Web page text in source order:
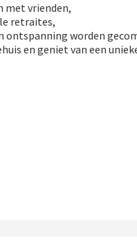
met vrienden,
retraites,
ontspanning worden
en geniet van een